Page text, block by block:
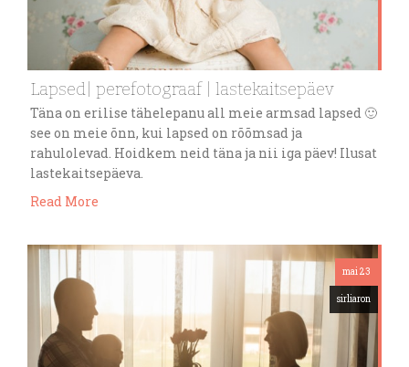
Lapsed| perefotograaf | lastekaitsepäev
Täna on erilise tähelepanu all meie armsad lapsed 🙂
see on meie õnn, kui lapsed on rõõmsad ja
rahulolevad. Hoidkem neid täna ja nii iga päev! Ilusat
lastekaitsepäeva.
Read More
mai 23
sirliaron